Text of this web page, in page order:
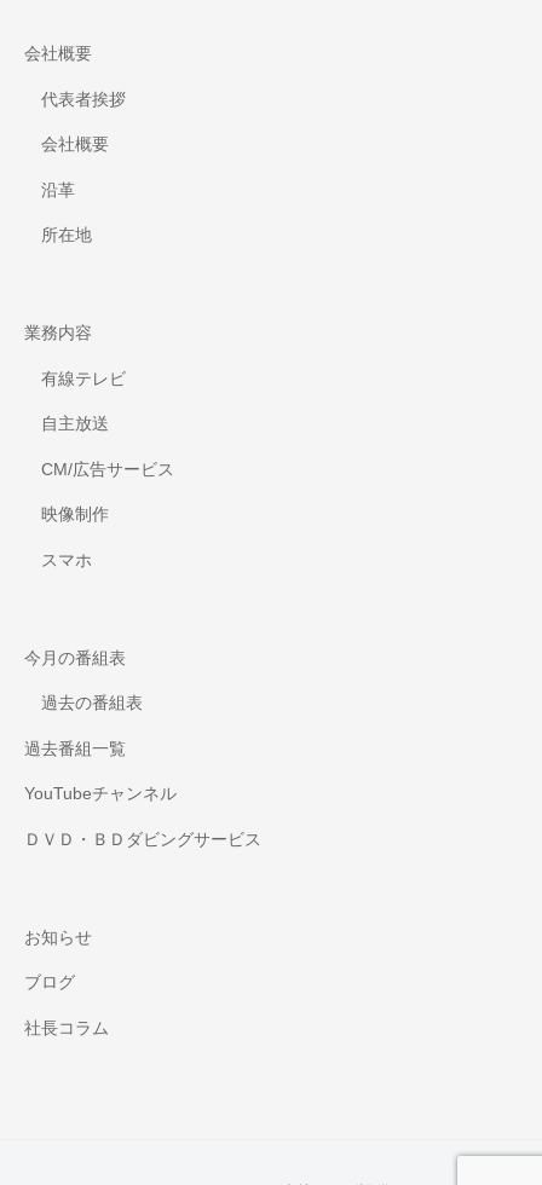
会社概要
代表者挨拶
会社概要
沿革
所在地
業務内容
有線テレビ
自主放送
CM/広告サービス
映像制作
スマホ
今月の番組表
過去の番組表
過去番組一覧
YouTubeチャンネル
ＤＶＤ・ＢＤダビングサービス
お知らせ
ブログ
社長コラム